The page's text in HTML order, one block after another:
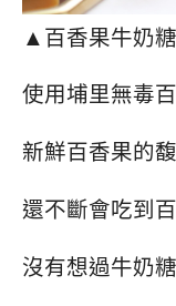
▲百香果牛奶
使用埔里無毒
新鮮百香果的
還不斷會吃到
沒有想過牛奶